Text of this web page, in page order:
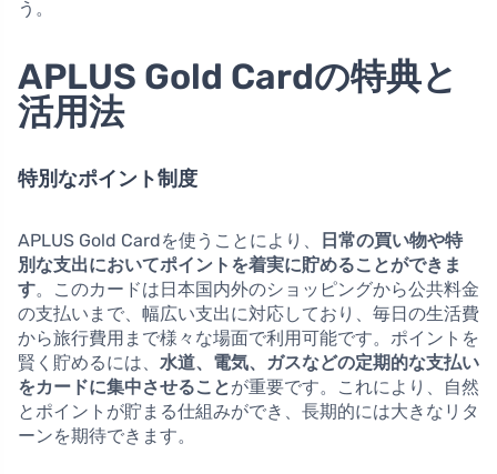
う。
APLUS Gold Cardの特典と
活用法
特別なポイント制度
APLUS Gold Cardを使うことにより、
日常の買い物や特
別な支出においてポイントを着実に貯めることができま
す。このカードは日本国内外のショッピングから公共料金
の支払いまで、幅広い支出に対応しており、毎日の生活費
から旅行費用まで様々な場面で利用可能です。ポイントを
賢く貯めるには、 水道、電気、ガスなどの定期的な支払い
をカードに集中させることが重要です。これにより、自然
とポイントが貯まる仕組みができ、長期的には大きなリタ
ーンを期待できます。